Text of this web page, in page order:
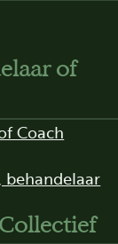
of
Coach
behandelaar